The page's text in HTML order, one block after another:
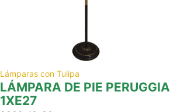
Lámparas con Tulipa
LÁMPARA DE PIE PERUGGIA
1XE27